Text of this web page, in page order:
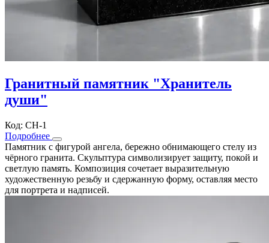
Гранитный памятник "Хранитель
души"
Код: СН-1
Подробнее
Памятник с фигурой ангела, бережно обнимающего стелу из
чёрного гранита. Скульптура символизирует защиту, покой и
светлую память. Композиция сочетает выразительную
художественную резьбу и сдержанную форму, оставляя место
для портрета и надписей.